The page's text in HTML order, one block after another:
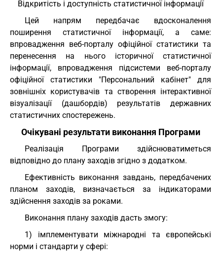
Відкритість і доступність статистичної інформації
Цей напрям передбачає вдосконалення
поширення статистичної інформації, а саме:
впровадження веб-порталу офіційної статистики та
перенесення на нього історичної статистичної
інформації, впровадження підсистеми веб-порталу
офіційної статистики "Персональний кабінет" для
зовнішніх користувачів та створення інтерактивної
візуалізації (дашбордів) результатів державних
статистичних спостережень.
Очікувані результати виконання Програми
Реалізація Програми здійснюватиметься
відповідно до плану заходів згідно з додатком.
Ефективність виконання завдань, передбачених
планом заходів, визначається за індикаторами
здійснення заходів за роками.
Виконання плану заходів дасть змогу:
1) імплементувати міжнародні та європейські
норми і стандарти у сфері: